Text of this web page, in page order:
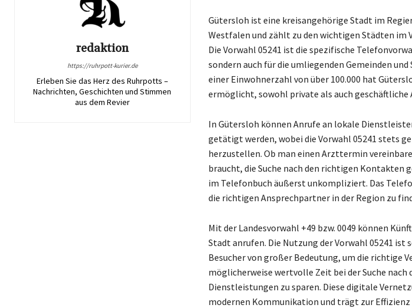
redaktion
https://ruhrpott-kurier.de
Erleben Sie das Herz des Ruhrpotts –
Nachrichten, Geschichten und Stimmen
aus dem Revier
Gütersloh ist eine kreisangehörige Stadt im
Westfalen und zählt zu den wichtigen Städten
Die Vorwahl 05241 ist die spezifische
sondern auch für die umliegenden Gemeinden
einer Einwohnerzahl von über 100.000 hat
ermöglicht, sowohl private als auch
In Gütersloh können Anrufe an lokale
getätigt werden, wobei die Vorwahl 05241 stets
herzustellen. Ob man einen Arzttermin
braucht, die Suche nach den richtigen Kontakten
im Telefonbuch äußerst unkompliziert. Das
die richtigen Ansprechpartner in der Region zu
Mit der Landesvorwahl +49 bzw. 0049 können
Stadt anrufen. Die Nutzung der Vorwahl 05241 ist
Besucher von großer Bedeutung, um die richtige
möglicherweise wertvolle Zeit bei der Suche
Dienstleistungen zu sparen. Diese digitale
modernen Kommunikation und trägt zur Effizienz